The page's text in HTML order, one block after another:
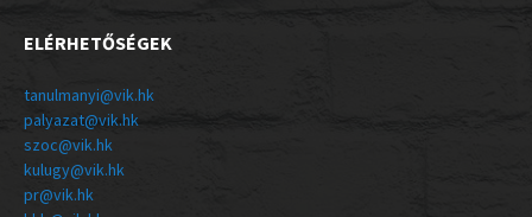
ELÉRHETŐSÉGEK
tanulmanyi@vik.hk
palyazat@vik.hk
szoc@vik.hk
kulugy@vik.hk
pr@vik.hk